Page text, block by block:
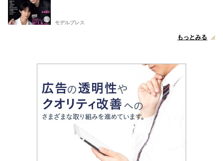
モデルプレス
もっとみる